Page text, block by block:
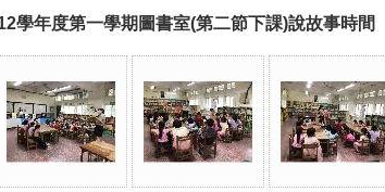
學年度第一學期圖書室(第二節下課)說故事時間